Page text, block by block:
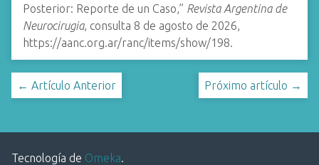
Posterior: Reporte de un Caso,” Revista Argentina de
Neurocirugia, consulta 8 de agosto de 2026,
https://aanc.org.ar/ranc/items/show/198.
← Artículo Anterior Próximo artículo →
Tecnología de Omeka.